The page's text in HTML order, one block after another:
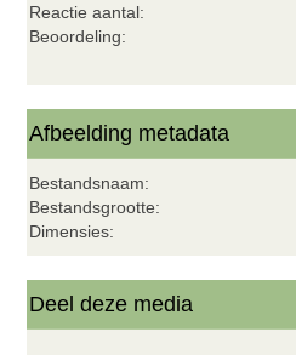
Reactie aantal
Beoordeling
Afbeelding metadata
Bestandsnaam
Bestandsgrootte
Dimensies
Deel deze media